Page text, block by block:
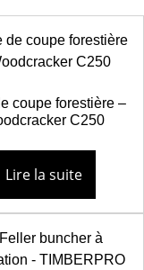
coupe forestière –
C250
Lire la suite